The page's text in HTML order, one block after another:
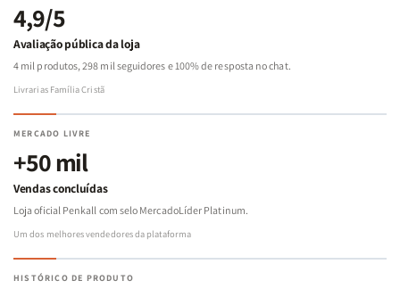
4,9/5
Avaliação pública da loja
4 mil produtos, 298 mil seguidores e 100% de resposta no chat.
Livrarias Família Cristã
MERCADO LIVRE
+50 mil
Vendas concluídas
Loja oficial Penkall com selo MercadoLíder Platinum.
Um dos melhores vendedores da plataforma
HISTÓRICO DE PRODUTO